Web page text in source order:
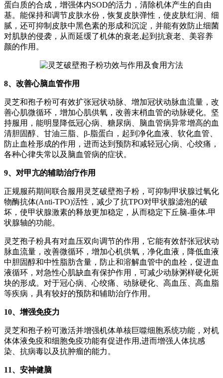
蛋白质的合成，增强体内SOD的活力，清除机体产生的自由
基。能保持和调节皮肤水份，恢复皮肤弹性，使皮肤红润、细
腻，还可抑制皮肤中黑色素的形成和沉淀，并能有效防止细菌
对肌肤的侵袭，从而延缓了机体的衰老,起到抗衰老、美容养
颜的作用。
8、改善心脑血管作用
灵芝和孢子粉可有效扩张冠状动脉、增加冠状动脉血流量，改
善心肌微循环，增加心肌供氧，改善末梢血管的动脉硬化。坚
持服用，能明显降低冠心病、糖尿病、脑血管病异常增高的血
清胆固醇、甘油三脂、β-脂蛋白，起到净化血液、软化血管、
防止血栓形成的作用，进而达到预防和减轻冠心病、心绞痛，
各种心律失常以及脑血管病的症状。
9、对甲亢的辅助治疗作用
正规服药期间联合服用灵芝破壁孢子粉，可抑制甲状腺过氧化
物酶抗体(Anti-TPO)活性，减少了抗TPO对甲状腺滤泡的破
坏，使甲状腺激素的释放更加稳定，从而稳定下丘脑-垂体-甲
状腺轴的功能。
灵芝孢子粉具有对血压双向调节的作用，它能有效舒张冠状动
脉血流量，改善微循环，增加心机供氧，净化血液，降低血液
中胆固醇和中性脂肪含量，防止和溶解血管中的血栓，促进血
液循环，对急性心肌缺血有保护作用，可减少动脉粥样硬化斑
块的形成。对于冠心病、心绞痛、动脉硬化、高血压、高血脂
等疾病，具有较好的预防和辅助治疗作用。
10、增强免疫力
灵芝和孢子粉可激活并增强机体单核巨噬细胞系统功能，对机
体体液免疫和细胞免疫功能有促进作用,进而增强人体抗感
染、抗病毒以及抗肿瘤的能力。
11、安神健脑